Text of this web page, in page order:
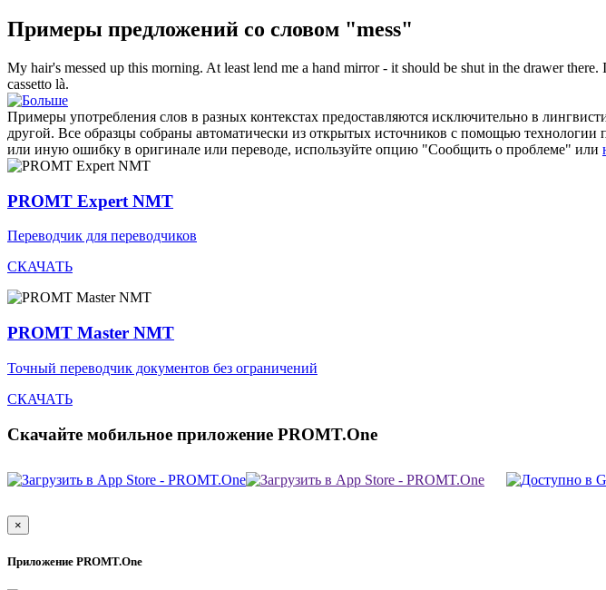
Примеры предложений со словом "mess"
My hair's messed up this morning. At least lend me a hand mirror - it should be shut in the drawer there.
cassetto là.
Примеры употребления слов в разных контекстах предоставляются исключительно в
другой. Все образцы собраны автоматически из открытых источников с помощью
или иную ошибку в оригинале или переводе, используйте опцию "Сообщить о проблеме" или
PROMT Expert NMT
Переводчик для переводчиков
СКАЧАТЬ
PROMT Master NMT
Точный переводчик документов без ограничений
СКАЧАТЬ
Скачайте мобильное приложение PROMT.One
×
Приложение PROMT.One